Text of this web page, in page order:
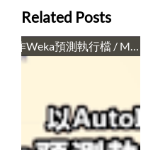
Related Posts